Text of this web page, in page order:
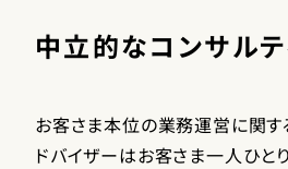
中立的なコンサル
お客さま本位の業務運営に関す
ドバイザーはお客さま一人ひと